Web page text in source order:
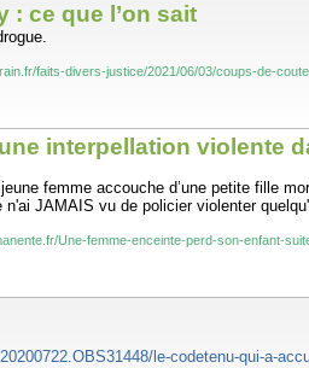
: ce que l’on sait
faits-divers-justice/2021/06/03/coups-de-
interpellation violente
femme accouche d’une petite fille
JAMAIS vu de policier violenter
Une-femme-enceinte-perd-son-enfant-
le-codetenu-qui-a-